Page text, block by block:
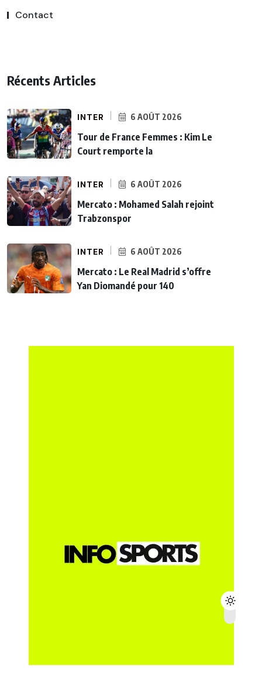
Contact
Récents Articles
INTER 6 AOÛT 2026
Tour de France Femmes : Kim Le
Court remporte la
INTER 6 AOÛT 2026
Mercato : Mohamed Salah rejoint
Trabzonspor
INTER 6 AOÛT 2026
Mercato : Le Real Madrid s’offre
Yan Diomandé pour 140